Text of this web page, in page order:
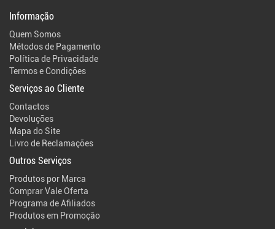
Informação
Quem Somos
Métodos de Pagamento
Política de Privacidade
Termos e Condições
Serviços ao Cliente
Contactos
Devoluções
Mapa do Site
Livro de Reclamações
Outros Serviços
Produtos por Marca
Comprar Vale Oferta
Programa de Afiliados
Produtos em Promoção